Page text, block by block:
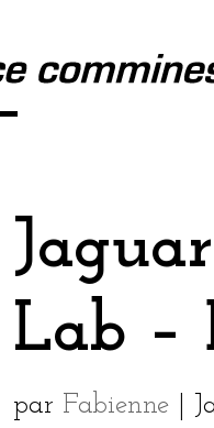
Lab –
par Fabienne